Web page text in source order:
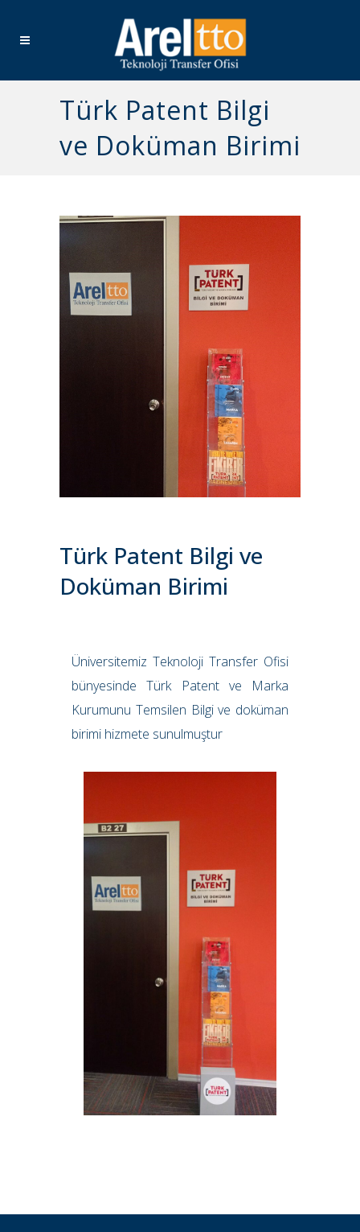
Türk Patent Bilgi
ve Doküman Birimi
Türk Patent Bilgi ve
Doküman Birimi
Üniversitemiz Teknoloji Transfer Ofisi
bünyesinde Türk Patent ve Marka
Kurumunu Temsilen Bilgi ve doküman
birimi hizmete sunulmuştur